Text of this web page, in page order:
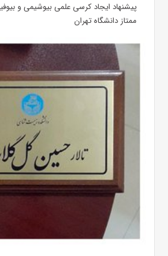
پیشنهاد ایجاد کرسی علمی بیوشیمی و
ممتاز دانشگاه تهران